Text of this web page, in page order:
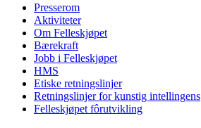
Presserom
Aktiviteter
Om Felleskjøpet
Bærekraft
Jobb i Felleskjøpet
HMS
Etiske retningslinjer
Retningslinjer for kunstig intellingens
Felleskjøpet fôrutvikling